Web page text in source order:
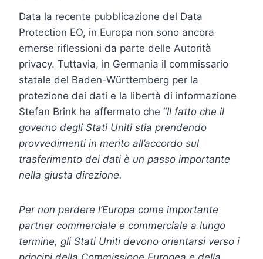
Data la recente pubblicazione del Data
Protection EO, in Europa non sono ancora
emerse riflessioni da parte delle Autorità
privacy. Tuttavia, in Germania il commissario
statale del Baden-Württemberg per la
protezione dei dati e la libertà di informazione
Stefan Brink ha affermato che “Il fatto che il
governo degli Stati Uniti stia prendendo
provvedimenti in merito all’accordo sul
trasferimento dei dati è un passo importante
nella giusta direzione.
Per non perdere l’Europa come importante
partner commerciale e commerciale a lungo
termine, gli Stati Uniti devono orientarsi verso i